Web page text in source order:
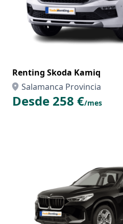
Renting Skoda Kamiq
Salamanca Provincia
Desde 258 €/mes